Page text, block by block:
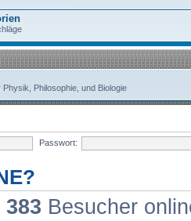
Philosophie, und Biologie
Passwort:
383 Besucher